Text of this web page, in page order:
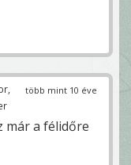
több mint 10 éve
már a félidőre